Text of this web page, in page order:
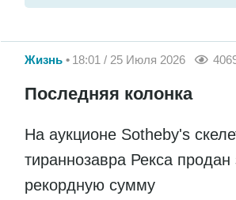
Жизнь 18:01 / 25 Июля 2026
Последняя колонка
На аукционе Sotheby's
тираннозавра Рекса продан
рекордную сумму